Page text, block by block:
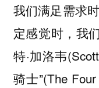
我们满足需求
定感觉时，我
特·加洛韦
骑士”(The